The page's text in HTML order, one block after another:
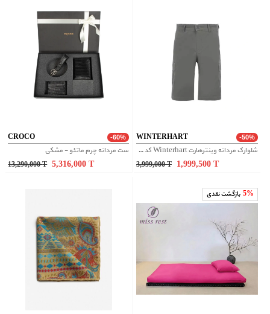
CROCO -60%
ست مردانه چرم ماتئو - مشکی
13,290,000T 5,316,000T
WINTERHART -50%
شلوارک مردانه وینترهارت Winterhart کد M2064002SR
3,999,000T 1,999,500 T
5% بازگشت نقدی